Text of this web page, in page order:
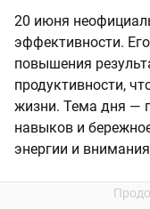
20 июня
эффективности.
повышения
продуктивности,
жизни. Тема дня —
навыков и
энергии и